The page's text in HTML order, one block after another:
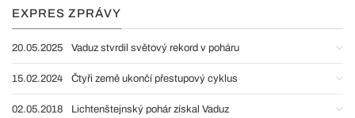
EXPRES ZPRÁVY
20.05.2025 Vaduz stvrdil světový rekord v poháru
15.02.2024 Čtyři země ukončí přestupový cyklus
02.05.2018 Lichtenštejnský pohár získal Vaduz